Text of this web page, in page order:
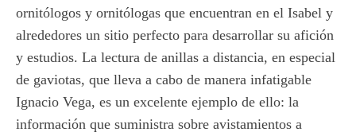
ornitólogos y ornitólogas que encuentran en el Isabel y
alrededores un sitio perfecto para desarrollar su afición
y estudios. La lectura de anillas a distancia, en especial
de gaviotas, que lleva a cabo de manera infatigable
Ignacio Vega, es un excelente ejemplo de ello: la
información que suministra sobre avistamientos a